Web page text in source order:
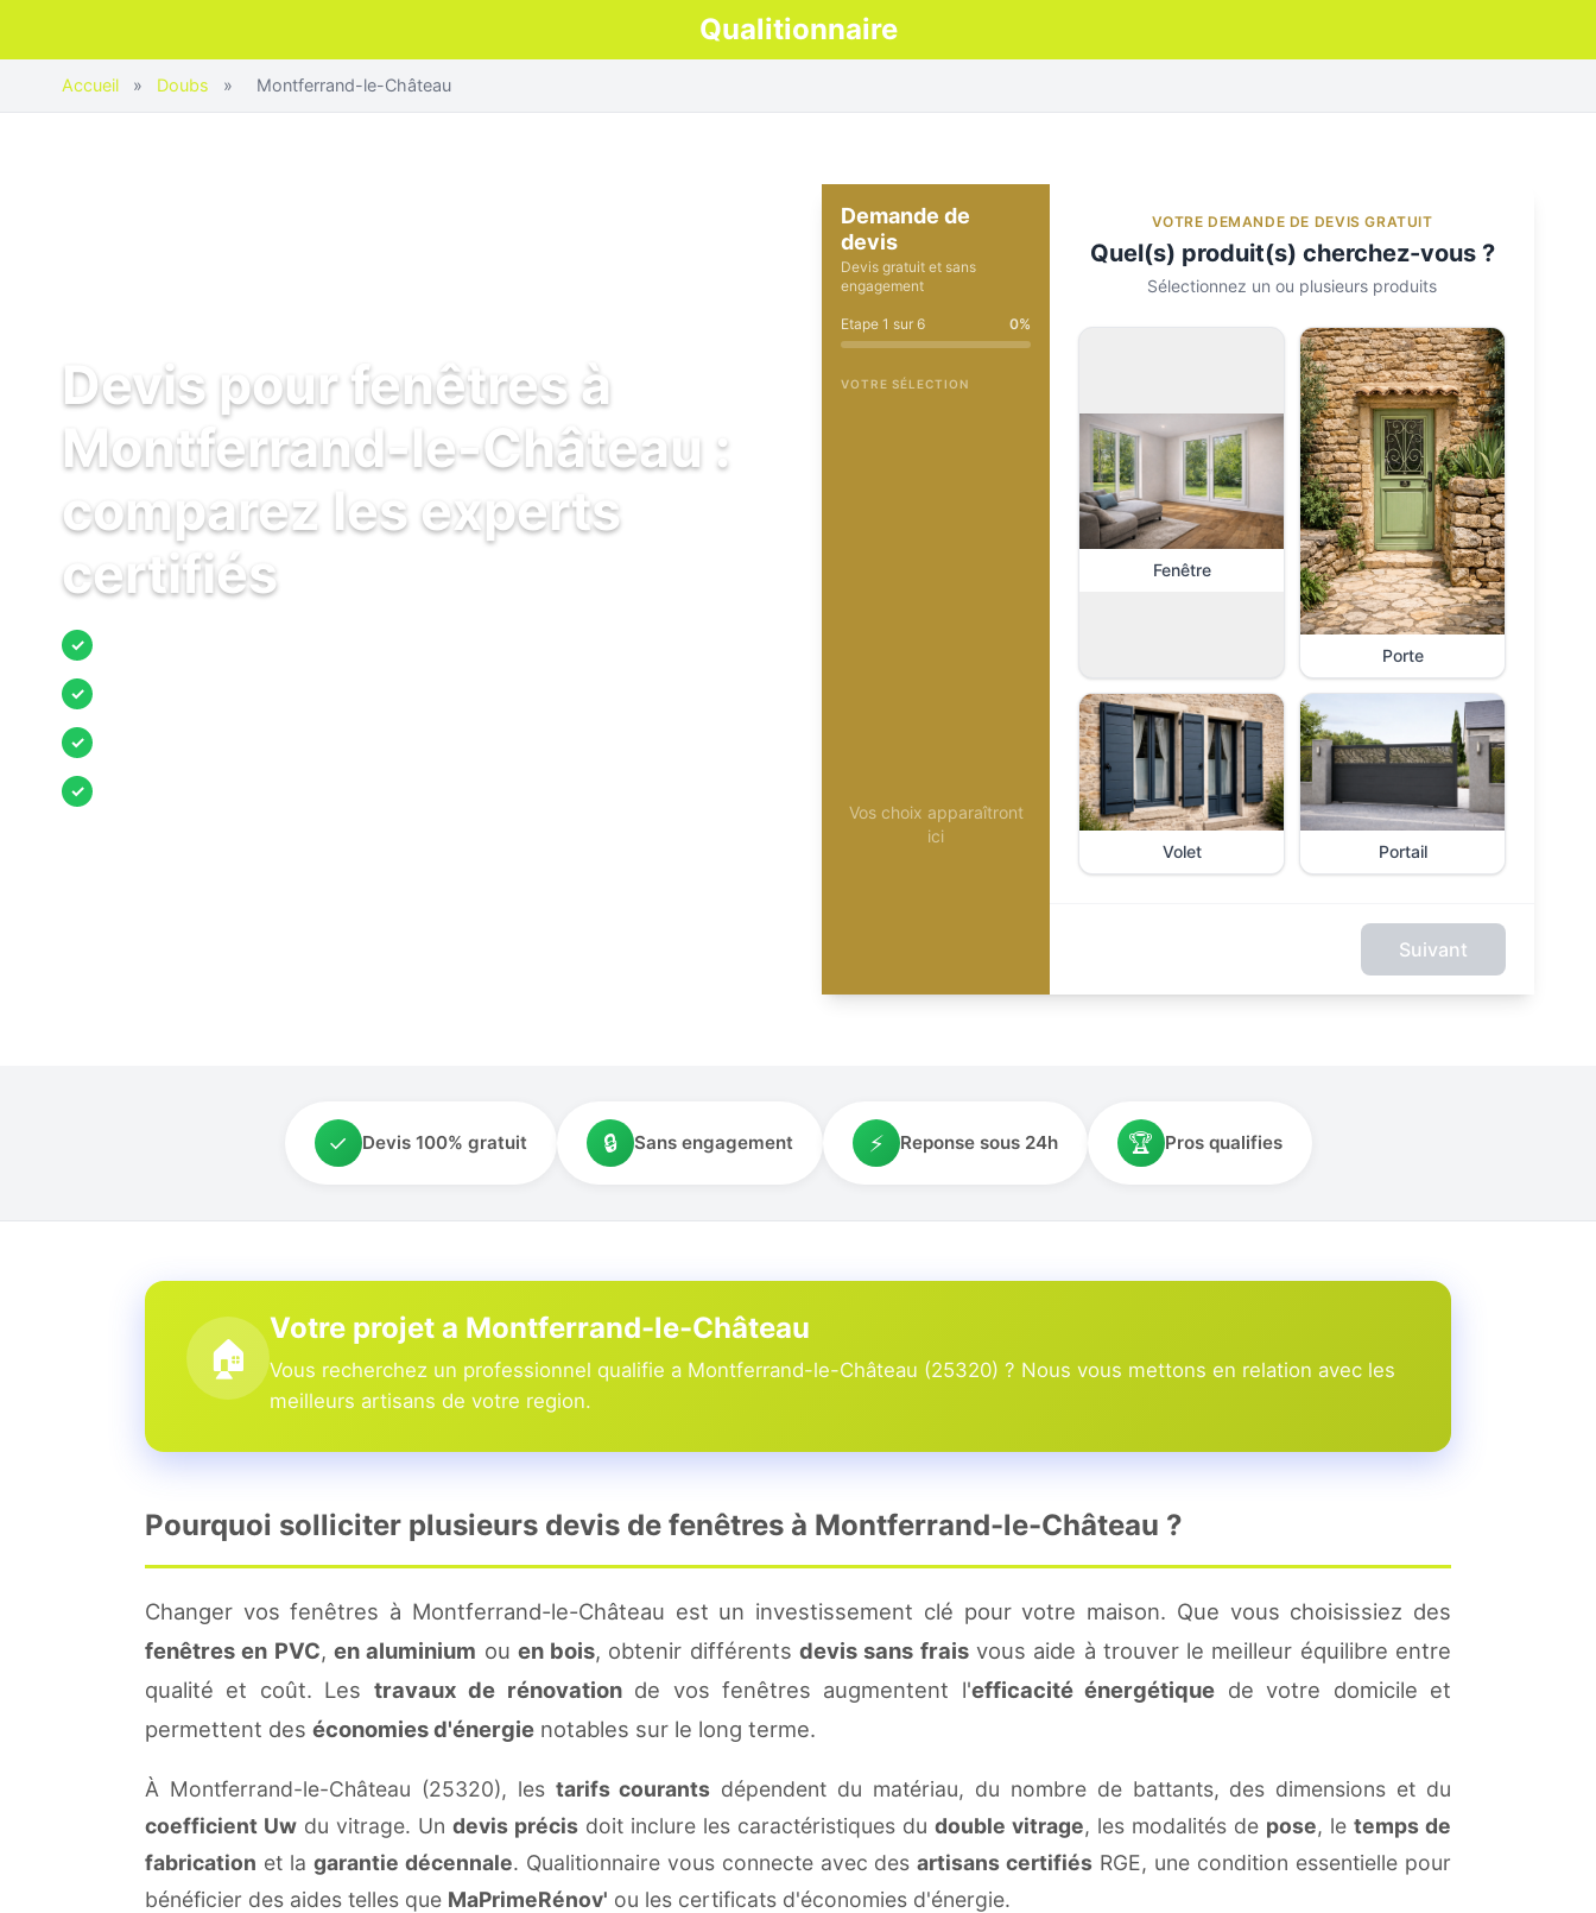
Qualitionnaire
Accueil » Doubs » Montferrand-le-Château
Devis pour fenêtres à
Montferrand-le-Château :
comparez les experts
certifiés
✓
✓
✓
✓
Demande de
devis
Devis gratuit et sans
engagement
Etape 1 sur 6 0%
VOTRE SÉLECTION
Vos choix apparaîtront
ici
VOTRE DEMANDE DE DEVIS GRATUIT
Quel(s) produit(s) cherchez-vous ?
Sélectionnez un ou plusieurs produits
Fenêtre
Porte
Volet Portail
Suivant
✓ Devis 100% gratuit 🔒 Sans engagement ⚡ Reponse sous 24h 🏆 Pros qualifies
🏠
Votre projet a Montferrand-le-Château
Vous recherchez un professionnel qualifie a Montferrand-le-Château (25320) ? Nous vous mettons en relation avec les
meilleurs artisans de votre region.
Pourquoi solliciter plusieurs devis de fenêtres à Montferrand-le-Château ?
Changer vos fenêtres à Montferrand-le-Château est un investissement clé pour votre maison. Que vous choisissiez des
fenêtres en PVC, en aluminium ou en bois, obtenir différentsdevis sans fraisvous aide à trouver le meilleur équilibre entre
qualité et coût. Les travaux de rénovationde vos fenêtres augmentent l'efficacité énergétique de votre domicile et
permettent des économies d'énergie notables sur le long terme.
À Montferrand-le-Château (25320), les tarifs courants dépendent du matériau, du nombre de battants, des dimensions et du
coefficient Uw du vitrage. Un devis précis doit inclure les caractéristiques du double vitrage, les modalités de pose, le temps de
fabrication et la garantie décennale. Qualitionnaire vous connecte avec desartisans certifiés RGE, une condition essentielle pour
bénéficier des aides telles que MaPrimeRénov' ou les certificats d'économies d'énergie.